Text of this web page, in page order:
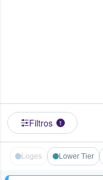
Filtros 1
Loges Lower Tier